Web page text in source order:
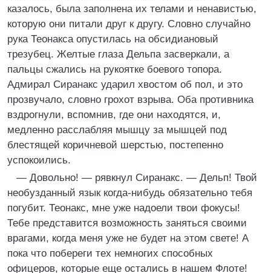
казалось, была заполнена их телами и ненавистью,
которую они питали друг к другу. Словно случайно
рука Теонакса опустилась на обсидиановый
трезубец. Желтые глаза Дельпа засверкали, а
пальцы сжались на рукоятке боевого топора.
Адмирал Сиранакс ударил хвостом об пол, и это
прозвучало, словно грохот взрыва. Оба противника
вздрогнули, вспомнив, где они находятся, и,
медленно расслабляя мышцу за мышцей под
блестящей коричневой шерстью, постепенно
успокоились.
— Довольно! — рявкнул Сиранакс. — Дельп! Твой
необузданный язык когда-нибудь обязательно тебя
погубит. Теонакс, мне уже надоели твои фокусы!
Тебе представится возможность заняться своими
врагами, когда меня уже не будет на этом свете! А
пока что побереги тех немногих способных
офицеров, которые еще остались в нашем Флоте!